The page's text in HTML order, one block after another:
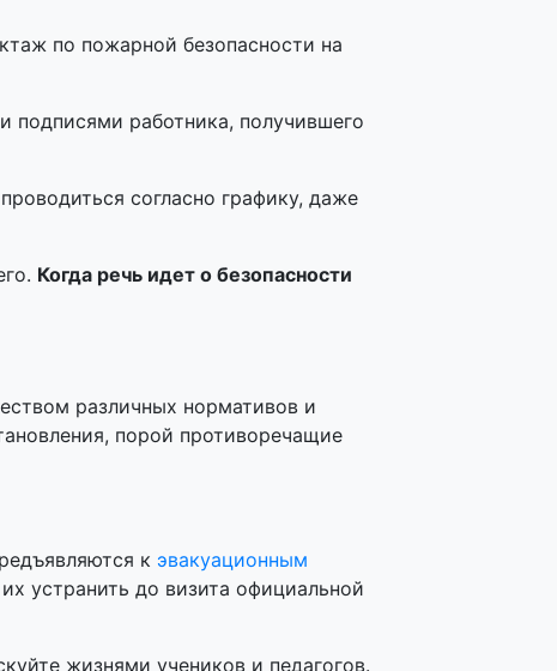
по пожарной безопасности на
подписями работника, получившего
согласно графику, даже
Когда речь идет о безопасности
различных нормативов и
порой противоречащие
к эвакуационным
устранить до визита официальной
жизнями учеников и педагогов.